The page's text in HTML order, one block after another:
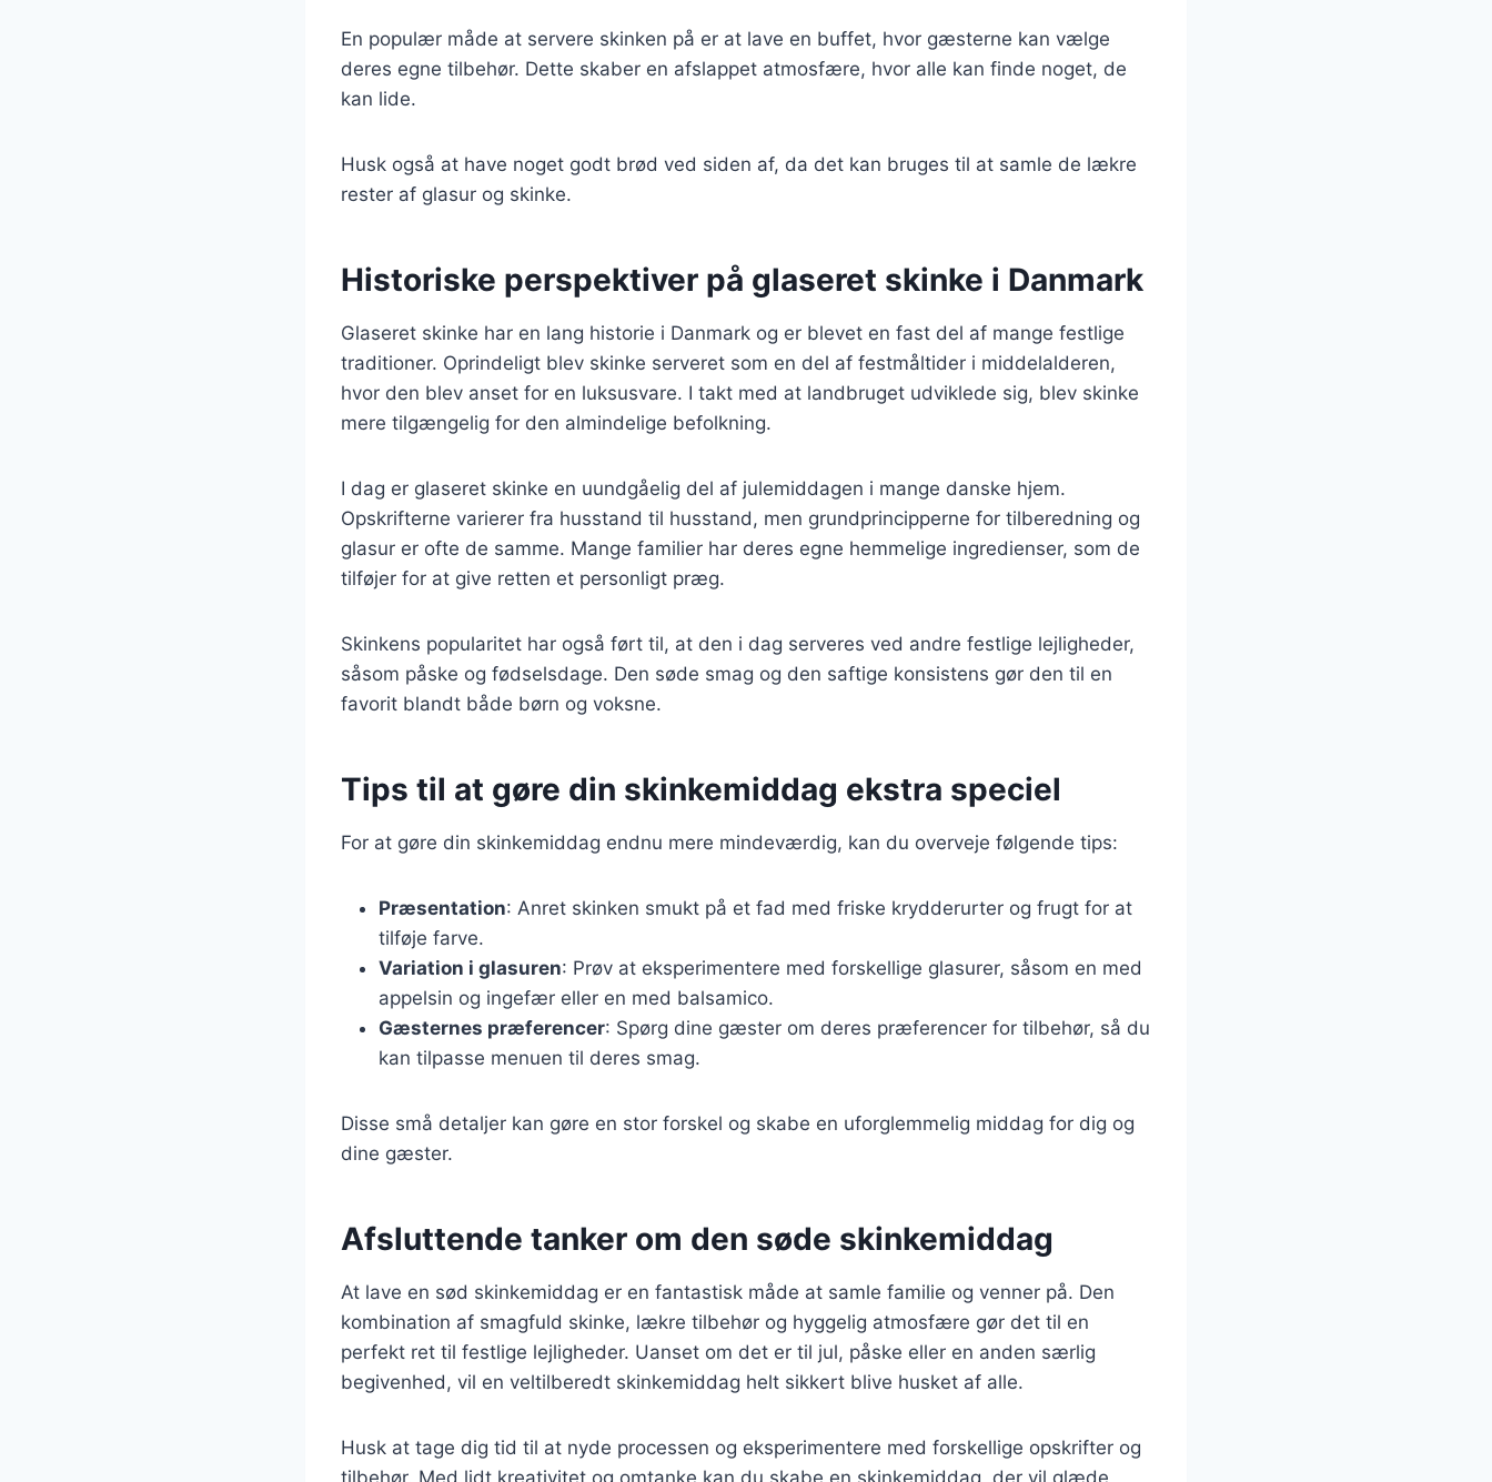
En populær måde at servere skinken på er at lave en buffet, hvor gæsterne kan vælge
deres egne tilbehør. Dette skaber en afslappet atmosfære, hvor alle kan finde noget, de
kan lide.
Husk også at have noget godt brød ved siden af, da det kan bruges til at samle de lækre
rester af glasur og skinke.
Historiske perspektiver på glaseret skinke i Danmark
Glaseret skinke har en lang historie i Danmark og er blevet en fast del af mange festlige
traditioner. Oprindeligt blev skinke serveret som en del af festmåltider i middelalderen,
hvor den blev anset for en luksusvare. I takt med at landbruget udviklede sig, blev skinke
mere tilgængelig for den almindelige befolkning.
I dag er glaseret skinke en uundgåelig del af julemiddagen i mange danske hjem.
Opskrifterne varierer fra husstand til husstand, men grundprincipperne for tilberedning og
glasur er ofte de samme. Mange familier har deres egne hemmelige ingredienser, som de
tilføjer for at give retten et personligt præg.
Skinkens popularitet har også ført til, at den i dag serveres ved andre festlige lejligheder,
såsom påske og fødselsdage. Den søde smag og den saftige konsistens gør den til en
favorit blandt både børn og voksne.
Tips til at gøre din skinkemiddag ekstra speciel
For at gøre din skinkemiddag endnu mere mindeværdig, kan du overveje følgende tips:
Præsentation: Anret skinken smukt på et fad med friske krydderurter og frugt for at
tilføje farve.
Variation i glasuren: Prøv at eksperimentere med forskellige glasurer, såsom en med
appelsin og ingefær eller en med balsamico.
Gæsternes præferencer: Spørg dine gæster om deres præferencer for tilbehør, så du
kan tilpasse menuen til deres smag.
Disse små detaljer kan gøre en stor forskel og skabe en uforglemmelig middag for dig og
dine gæster.
Afsluttende tanker om den søde skinkemiddag
At lave en sød skinkemiddag er en fantastisk måde at samle familie og venner på. Den
kombination af smagfuld skinke, lækre tilbehør og hyggelig atmosfære gør det til en
perfekt ret til festlige lejligheder. Uanset om det er til jul, påske eller en anden særlig
begivenhed, vil en veltilberedt skinkemiddag helt sikkert blive husket af alle.
Husk at tage dig tid til at nyde processen og eksperimentere med forskellige opskrifter og
tilbehør. Med lidt kreativitet og omtanke kan du skabe en skinkemiddag, der vil glæde